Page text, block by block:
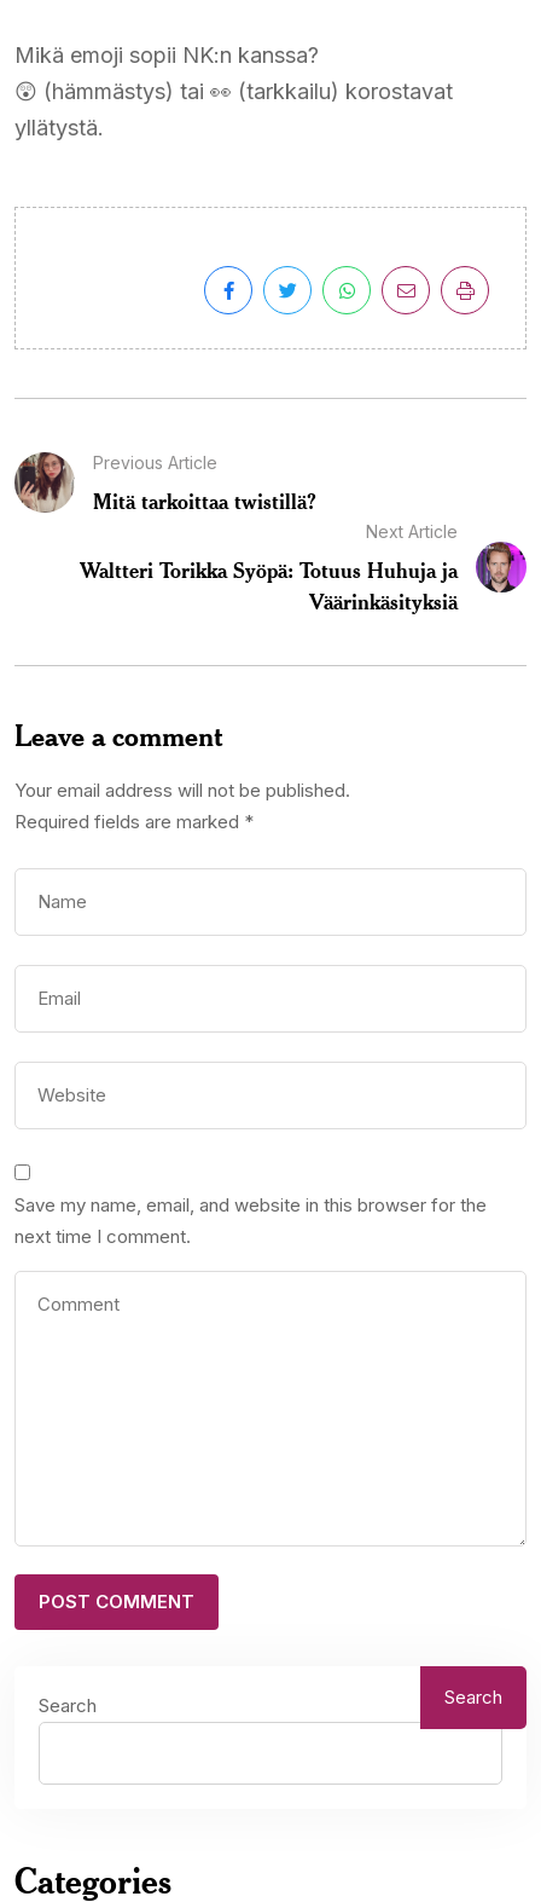
Mikä emoji sopii NK:n kanssa?
😲 (hämmästys) tai 👀 (tarkkailu) korostavat
yllätystä.
Previous Article
Mitä tarkoittaa twistillä?
Next Article
Waltteri Torikka Syöpä: Totuus Huhuja ja
Väärinkäsityksiä
Leave a comment
Your email address will not be published.
Required fields are marked *
Save my name, email, and website in this browser for the
next time I comment.
Search Search
Categories